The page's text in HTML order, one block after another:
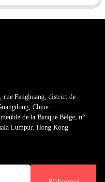
rue Fenghuang, district de
Chine
de la Banque Belge, n°
Lumpur, Hong Kong